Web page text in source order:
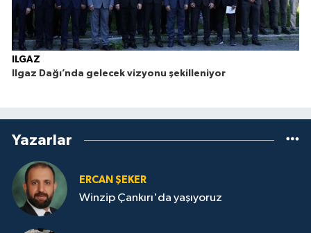
ILGAZ
Ilgaz Dağı’nda gelecek vizyonu şekilleniyor
Yazarlar
ERCAN ŞEKER
Winzip Çankırı'da yaşıyoruz